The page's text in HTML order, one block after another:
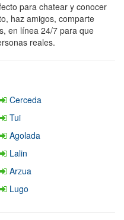
para chatear y conocer
haz amigos, comparte
en línea 24/7 para que
reales.
Cerceda
Tui
Agolada
Lalin
Arzua
Lugo